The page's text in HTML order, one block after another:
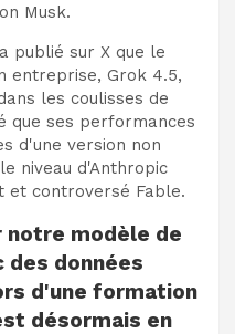
Musk.
publié sur X que le
entreprise, Grok 4.5,
les coulisses de
que ses performances
d'une version non
niveau d'Anthropic
et controversé Fable.
notre modèle de
des données
d'une formation
désormais en